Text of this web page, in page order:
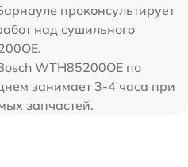
проконсультирует
над сушильного
WTH85200OE по
занимает 3-4 часа при
запчастей.